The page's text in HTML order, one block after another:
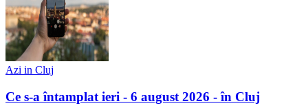
Azi in Cluj
Ce s-a întamplat ieri - 6 august 2026 - în Cluj